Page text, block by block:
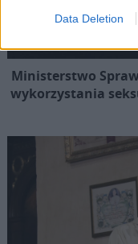
Data Deletion
Ministerstwo
wykorzystania